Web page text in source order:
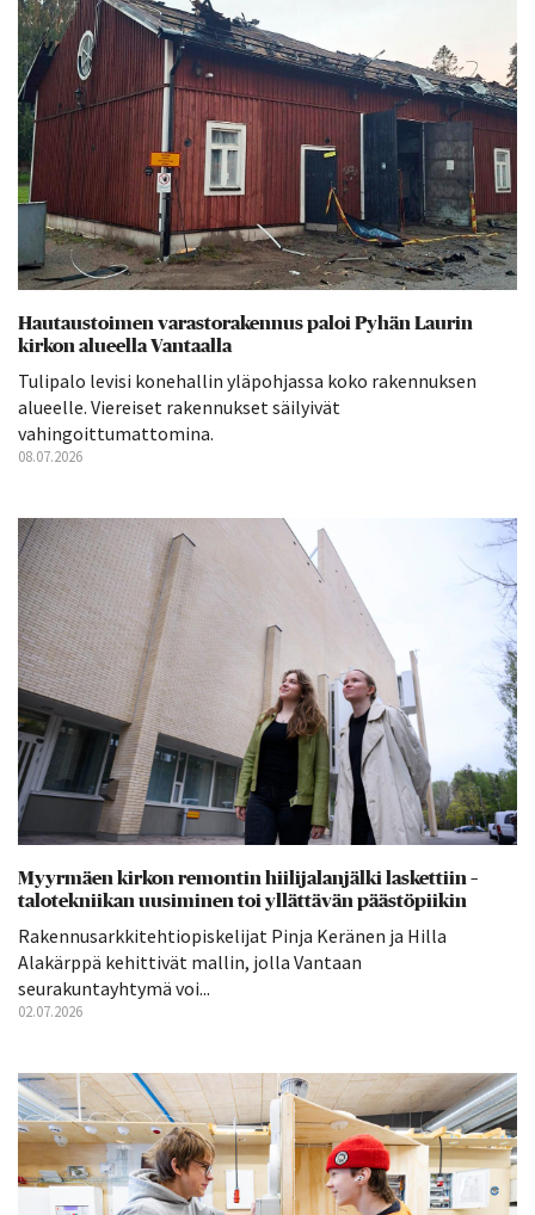
Hautaustoimen varastorakennus paloi Pyhän Laurin
kirkon alueella Vantaalla
Tulipalo levisi konehallin yläpohjassa koko rakennuksen
alueelle. Viereiset rakennukset säilyivät
vahingoittumattomina.
08.07.2026
Myyrmäen kirkon remontin hiilijalanjälki laskettiin –
talotekniikan uusiminen toi yllättävän päästöpiikin
Rakennusarkkitehtiopiskelijat Pinja Keränen ja Hilla
Alakärppä kehittivät mallin, jolla Vantaan
seurakuntayhtymä voi...
02.07.2026